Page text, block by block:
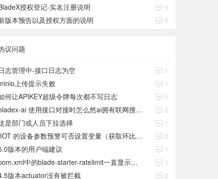
授权登记-实名注册说明 5
版本预告以及授权方面的说明 0
议问题
志管理中-接口日志为空 1
上传提示失败 1
何让APIKEY超级令牌每次都不写日志 1
bladex-ai 使用接口对接时怎么然ai拥有联网搜索功能 2
是部门或人员下拉选择 1
IIOT 的设备参数预警可否设置变量（获取环比数值） 2
版本的用户端建议 1
pom.xml中的blade-starter-ratelimit一直显示红色 1
版本actuator没有被拦截 2